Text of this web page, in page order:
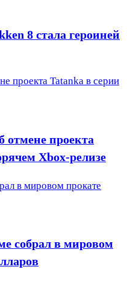
8 стала героиней
проекта Tatanka в серии
отмене проекта
Xbox-релизе
в мировом прокате
собрал в мировом